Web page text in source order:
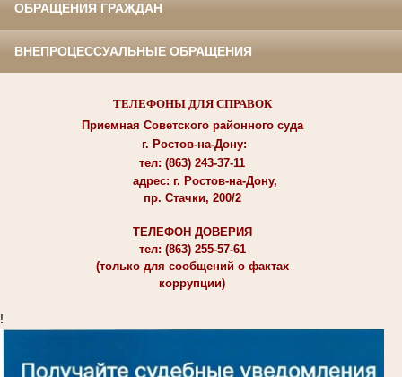
ОБРАЩЕНИЯ ГРАЖДАН
ВНЕПРОЦЕССУАЛЬНЫЕ ОБРАЩЕНИЯ
ТЕЛЕФОНЫ ДЛЯ СПРАВОК
Приемная Советского районного суда
г. Ростов-на-Дону:
тел: (863) 243-37-11
адрес: г. Ростов-на-Дону,
пр. Стачки, 200/2
ТЕЛЕФОН ДОВЕРИЯ
тел: (863) 255-57-61
(только для сообщений о фактах
коррупции)
!